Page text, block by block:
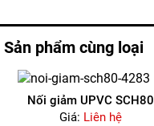
Sản phẩm cùng loại
Nối giảm UPVC SCH80
Giá: Liên hệ